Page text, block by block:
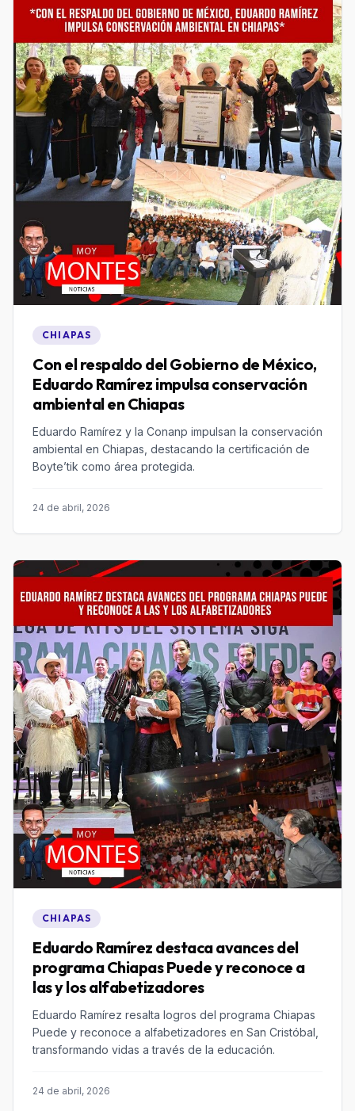
CHIAPAS
Con el respaldo del Gobierno de México,
Eduardo Ramírez impulsa conservación
ambiental en Chiapas
Eduardo Ramírez y la Conanp impulsan la conservación
ambiental en Chiapas, destacando la certificación de
Boyte’tik como área protegida.
24 de abril, 2026
CHIAPAS
Eduardo Ramírez destaca avances del
programa Chiapas Puede y reconoce a
Eduardo Ramírez resalta logros del programa Chiapas
Puede y reconoce a alfabetizadores en San Cristóbal,
transformando vidas a través de la educación.
24 de abril, 2026